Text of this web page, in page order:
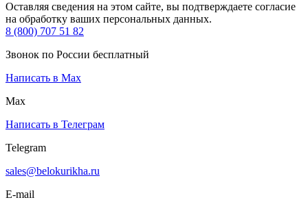
Оставляя сведения на этом сайте, вы подтверждаете согласие
на обработку ваших персональных данных.
8 (800) 707 51 82
Звонок по России бесплатный
Написать в Max
Max
Написать в Телеграм
Telegram
sales@belokurikha.ru
E-mail